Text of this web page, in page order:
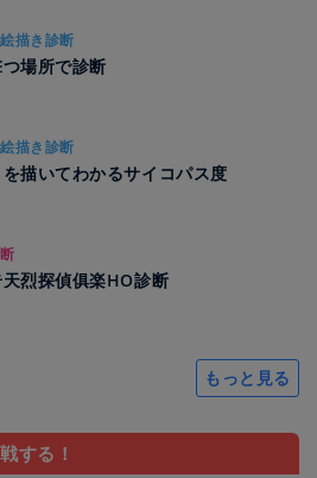
描き診断
場所で診断
描き診断
を描いてわかるサイコパス度
烈探偵俱楽HO診断
もっと見る
する！